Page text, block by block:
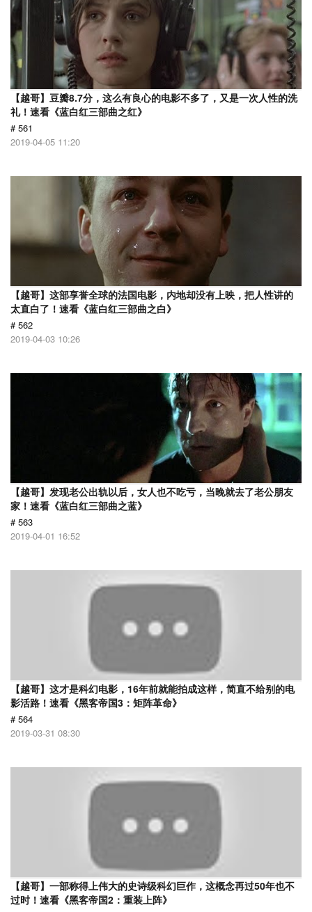
【越哥】豆瓣8.7分，这么有良心的电影不多了，又是一次人性的洗
礼！速看《蓝白红三部曲之红》
# 561
2019-04-05 11:20
【越哥】这部享誉全球的法国电影，内地却没有上映，把人性讲的
太直白了！速看《蓝白红三部曲之白》
# 562
2019-04-03 10:26
【越哥】发现老公出轨以后，女人也不吃亏，当晚就去了老公朋友
家！速看《蓝白红三部曲之蓝》
# 563
2019-04-01 16:52
【越哥】这才是科幻电影，16年前就能拍成这样，简直不给别的电
影活路！速看《黑客帝国3：矩阵革命》
# 564
2019-03-31 08:30
【越哥】一部称得上伟大的史诗级科幻巨作，这概念再过50年也不
过时！速看《黑客帝国2：重装上阵》